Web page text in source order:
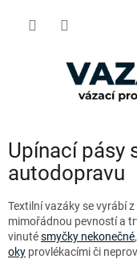
Upínací pásy
autodopravu
Textilní vazáky se vyrábí
mimořádnou pevností a
vinutésmyčky nekonečné,
oky provlékacími či